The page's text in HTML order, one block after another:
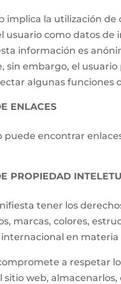
implica la utilización
usuario como datos de
información es
sin embargo, el
algunas funciones
ENLACES
puede encontrar
PROPIEDAD
tener los
marcas, colores,
en
a respetar
sitio web,